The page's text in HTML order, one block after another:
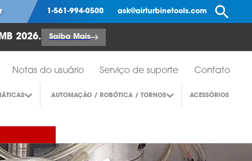
1-561-994-0500 ask@airturbinetools.com
2026. Saiba Mais
Notas do usuário Serviço de suporte Contato
AUTOMAÇÃO / ROBÓTICA / TORNOS ACESSÓRIOS